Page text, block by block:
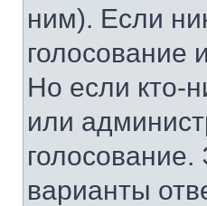
ним). Если
голосование
Но если кто-
или
варианты